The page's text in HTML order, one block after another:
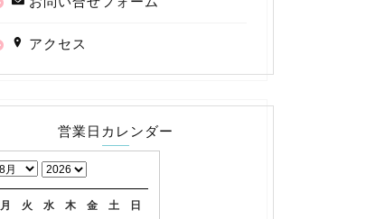
アクセス
営業日カレンダー
月 火 水 木 金 土 日